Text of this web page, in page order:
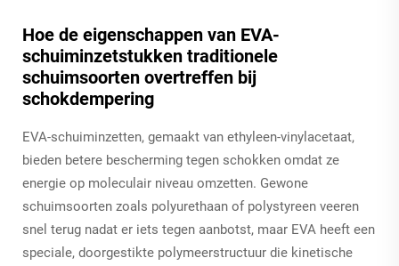
Hoe de eigenschappen van EVA-
schuiminzetstukken traditionele
schuimsoorten overtreffen bij
schokdempering
EVA-schuiminzetten, gemaakt van ethyleen-vinylacetaat,
bieden betere bescherming tegen schokken omdat ze
energie op moleculair niveau omzetten. Gewone
schuimsoorten zoals polyurethaan of polystyreen veeren
snel terug nadat er iets tegen aanbotst, maar EVA heeft een
speciale, doorgestikte polymeerstructuur die kinetische